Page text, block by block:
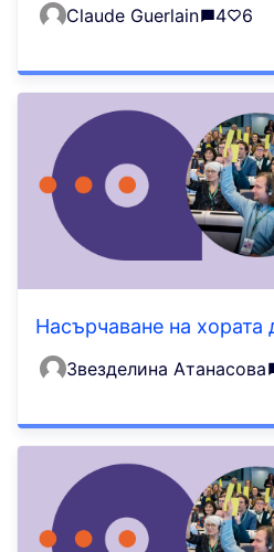
Claude Guerlain 4 6
Насърчаване на хората
Звезделина Атанасова